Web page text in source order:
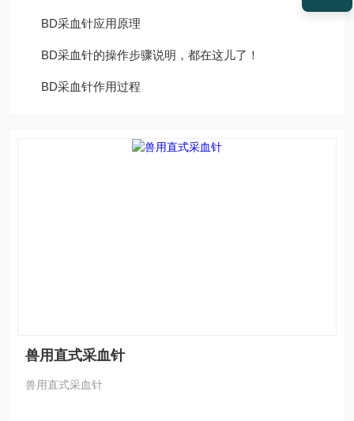
BD采血针应用原理
BD采血针的操作步骤说明，都在这儿了！
BD采血针作用过程
兽用直式采血针
兽用直式采血针